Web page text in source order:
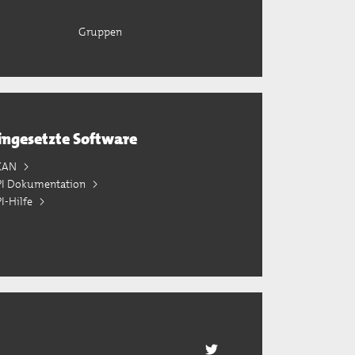
Gruppen
Software
Dokumentation
Hilfe